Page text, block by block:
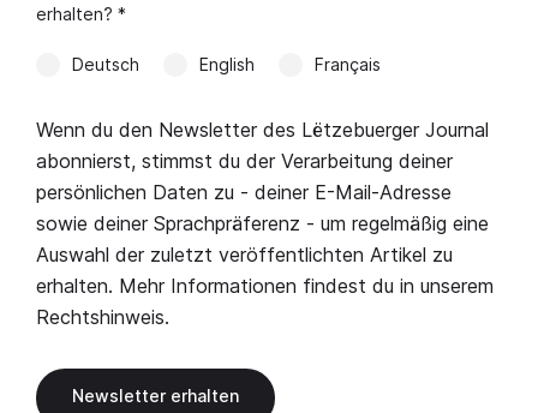
erhalten? *
Deutsch English Français
Wenn du den Newsletter des Lëtzebuerger Journal
abonnierst, stimmst du der Verarbeitung deiner
persönlichen Daten zu - deiner E-Mail-Adresse
sowie deiner Sprachpräferenz - um regelmäßig eine
Auswahl der zuletzt veröffentlichten Artikel zu
erhalten. Mehr Informationen findest du in unserem
Rechtshinweis.